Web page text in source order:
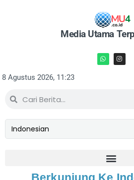
Media Utama
8 Agustus 2026, 11:23